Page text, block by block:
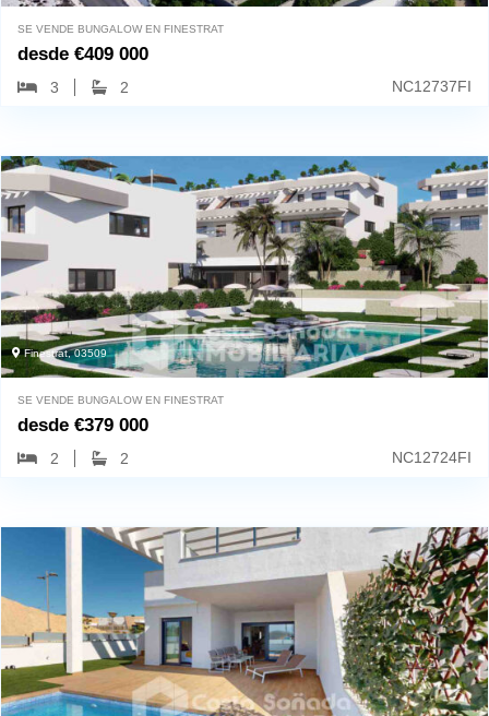
SE VENDE BUNGALOW EN FINESTRAT
desde €409 000
3 2 NC12737FI
Finestrat, 03509
SE VENDE BUNGALOW EN FINESTRAT
desde €379 000
2 2 NC12724FI